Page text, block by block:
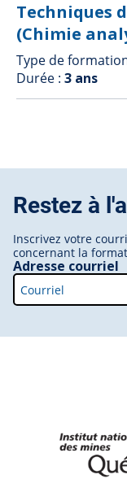
Techniques
(Chimie
Type de
Durée : 3 ans
Restez à
Inscrivez votre
concernant la
Adresse courriel